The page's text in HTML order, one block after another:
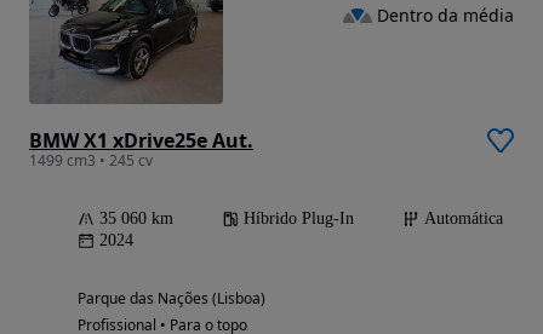
BMW X1 xDrive25e Aut.
1499 cm3 • 245 cv
35 060 km Híbrido Plug-In
Automática
2024
Parque das Nações (Lisboa)
Profissional • Para o topo
Dentro da média